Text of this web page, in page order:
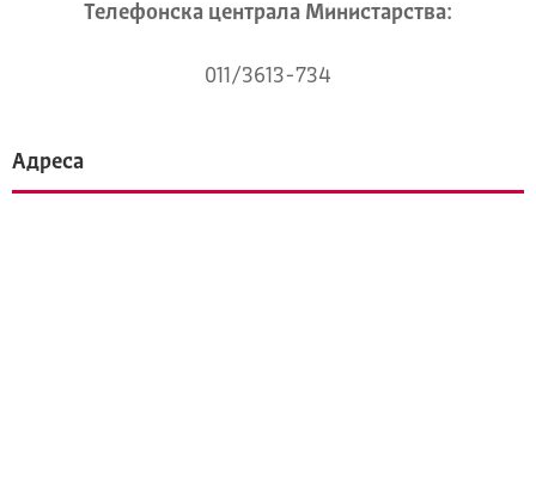
Телeфонска централа Mинистарства:
011/3613-734
Адреса